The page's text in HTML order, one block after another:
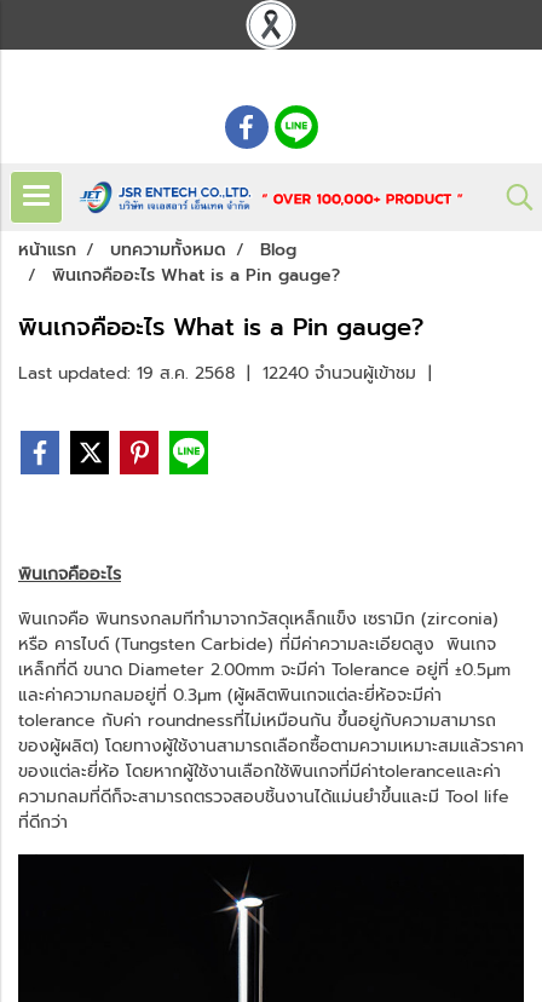
หน้าแรก บทความทั้งหมด
Blog
พินเกจคืออะไร What is a Pin gauge?
พินเกจคืออะไร What is a Pin gauge?
Last updated: 19 ส.ค. 2568 | 12240 จำนวนผู้เข้าชม |
พินเกจคืออะไร
พินเกจคือ พินทรงกลมทีทำมาจากวัสดุเหล็กแข็ง เซรามิก (zirconia)
หรือ คารไบด์ (Tungsten Carbide) ที่มีค่าความละเอียดสูง พินเกจ
เหล็กที่ดี ขนาด Diameter 2.00mm จะมีค่า Tolerance อยู่ที่ ±0.5μm
และค่าความกลมอยู่ที่ 0.3μm (ผู้ผลิตพินเกจแต่ละยี่ห้อจะมีค่า
tolerance กับค่า roundnessที่ไม่เหมือนกัน ขึ้นอยู่กับความสามารถ
ของผู้ผลิต) โดยทางผู้ใช้งานสามารถเลือกซื้อตามความเหมาะสมแล้วราคา
ของแต่ละยี่ห้อ โดยหากผู้ใช้งานเลือกใช้พินเกจที่มีค่าtoleranceและค่า
ความกลมที่ดีก็จะสามารถตรวจสอบชิ้นงานได้แม่นยำขึ้นและมี Tool life
ที่ดีกว่า